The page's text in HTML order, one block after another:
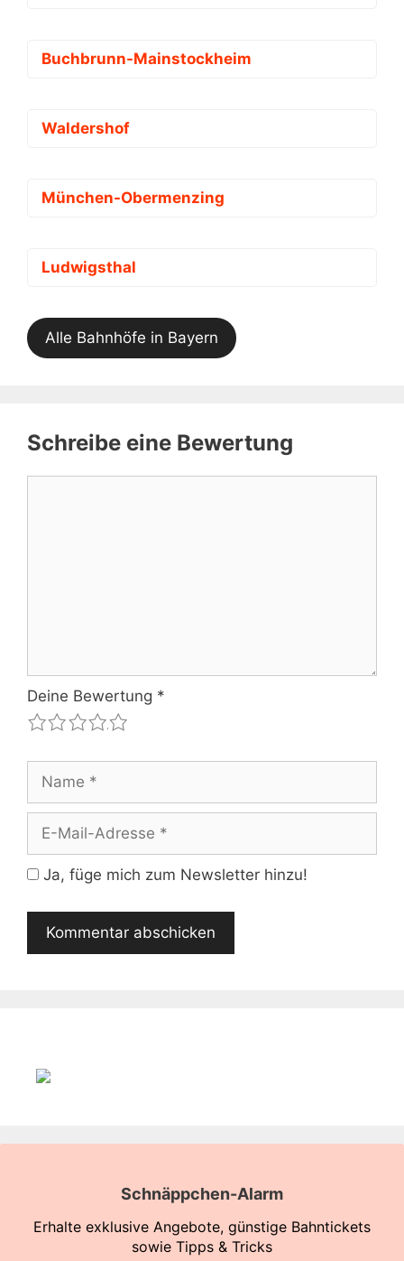
Buchbrunn-Mainstockheim
Waldershof
München-Obermenzing
Ludwigsthal
Alle Bahnhöfe in Bayern
Schreibe eine Bewertung
Deine Bewertung *
4
3
2
1
Mail-
Adresse
Ja, füge mich zum Newsletter hinzu!
Schnäppchen-Alarm
Erhalte exklusive Angebote, günstige Bahntickets
sowie Tipps & Tricks